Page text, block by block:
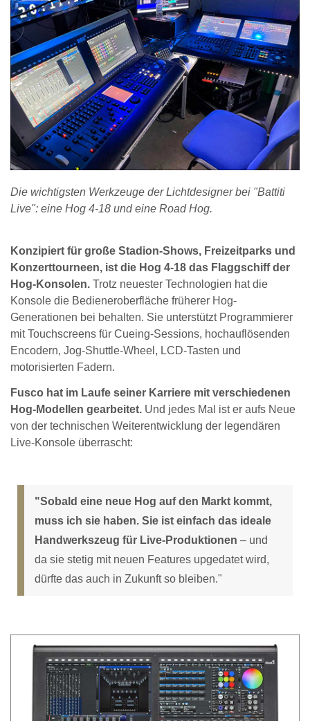
Die wichtigsten Werkzeuge der Lichtdesigner bei "Battiti
Live": eine Hog 4-18 und eine Road Hog.
Konzipiert für große Stadion-Shows, Freizeitparks und
Konzerttourneen, ist die Hog 4-18 das Flaggschiff der
Hog-Konsolen. Trotz neuester Technologien hat die
Konsole die Bedieneroberfläche früherer Hog-
Generationen bei behalten. Sie unterstützt Programmierer
mit Touchscreens für Cueing-Sessions, hochauflösenden
Encodern, Jog-Shuttle-Wheel, LCD-Tasten und
motorisierten Fadern.
Fusco hat im Laufe seiner Karriere mit verschiedenen
Hog-Modellen gearbeitet. Und jedes Mal ist er aufs Neue
von der technischen Weiterentwicklung der legendären
Live-Konsole überrascht:
"Sobald eine neue Hog auf den Markt kommt,
muss ich sie haben. Sie ist einfach das ideale
Handwerkszeug für Live-Produktionen – und
da sie stetig mit neuen Features upgedatet wird,
dürfte das auch in Zukunft so bleiben."